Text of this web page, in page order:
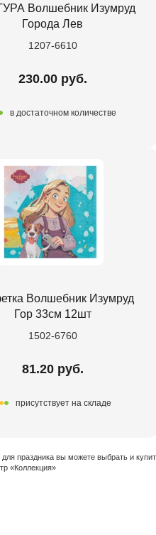
Волшебник Изумруд
Города Лев
1207-6610
230.00 руб.
в достаточном количестве
Волшебник Изумруд
Гор 33см 12шт
1502-6760
81.20 руб.
присутствует на складе
праздника вы можете выбрать и
«Коллекция»